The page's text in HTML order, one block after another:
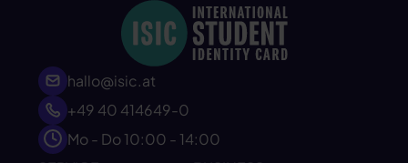
hallo@isic.at
+49 40 414649-0
Mo - Do 10:00 - 14:00